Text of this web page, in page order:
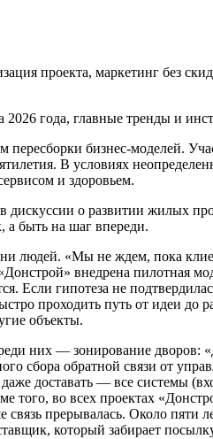
проекта, маркетинг без
года, главные тренды и
бизнес-моделей.
В условиях
и здоровьем.
дискуссии о развитии жилых
а быть на шаг впереди.
людей. «Мы не ждем, пока
внедрена пилотная
Если гипотеза не
проходить путь от идеи до
объекты.
них — зонирование дворов:
сбора обратной связи от
доставать — все системы
того, во всех проектах
прерывалась. Около пяти
который забирает